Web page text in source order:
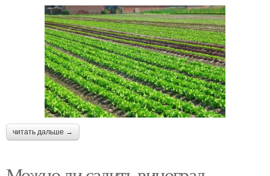
читать дальше →